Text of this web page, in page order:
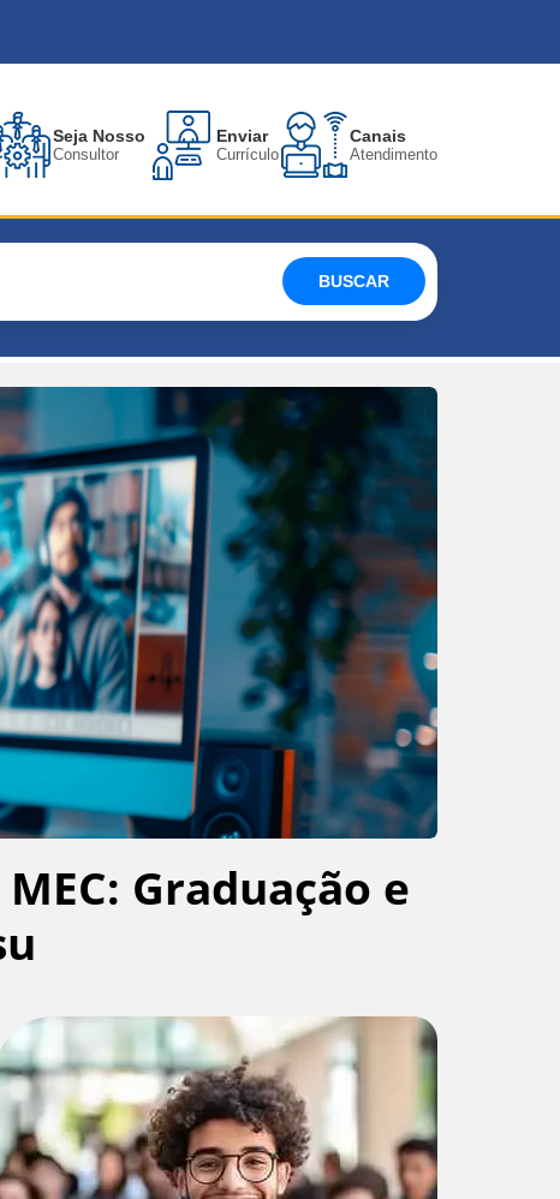
Seja Nosso
Consultor
Enviar
Currículo
Canais
Atendimento
BUSCAR
Graduação e